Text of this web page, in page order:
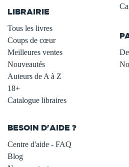
LIBRAIRIE
Tous les livres
Coups de cœur
Meilleures ventes
Nouveautés
Auteurs de A à Z
18+
Catalogue libraires
BESOIN D'AIDE ?
Centre d'aide - FAQ
Blog